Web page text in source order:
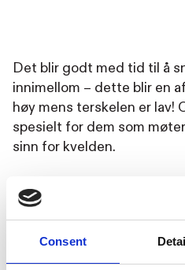
Consent
Det blir godt med tid til å
innimellom – dette blir en
høy mens terskelen er lav!
spesielt for dem som
sinn for kvelden.
Praktisk informasjon: